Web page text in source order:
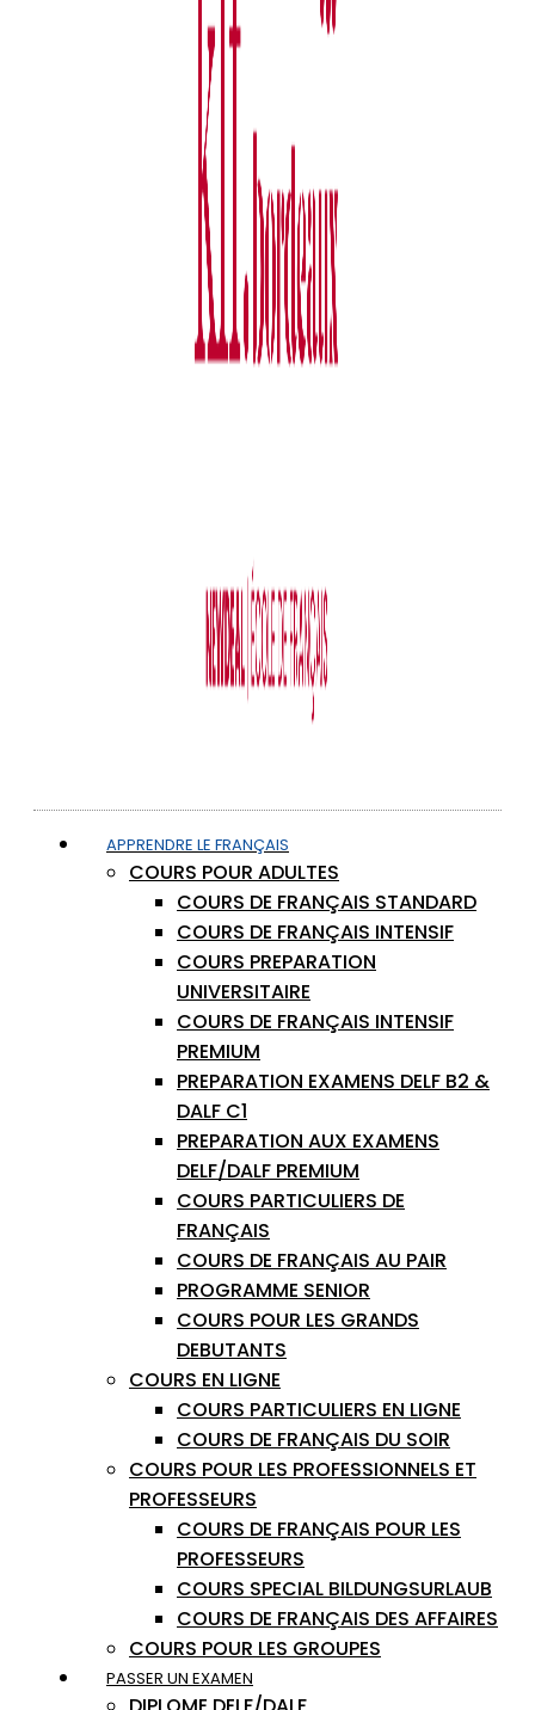
APPRENDRE LE FRANÇAIS
COURS POUR ADULTES
COURS DE FRANÇAIS STANDARD
COURS DE FRANÇAIS INTENSIF
COURS PREPARATION
UNIVERSITAIRE
COURS DE FRANÇAIS INTENSIF
PREMIUM
PREPARATION EXAMENS DELF B2 &
DALF C1
PREPARATION AUX EXAMENS
DELF/DALF PREMIUM
COURS PARTICULIERS DE
FRANÇAIS
COURS DE FRANÇAIS AU PAIR
PROGRAMME SENIOR
COURS POUR LES GRANDS
DEBUTANTS
COURS EN LIGNE
COURS PARTICULIERS EN LIGNE
COURS DE FRANÇAIS DU SOIR
COURS POUR LES PROFESSIONNELS ET
PROFESSEURS
COURS DE FRANÇAIS POUR LES
PROFESSEURS
COURS SPECIAL BILDUNGSURLAUB
COURS DE FRANÇAIS DES AFFAIRES
COURS POUR LES GROUPES
PASSER UN EXAMEN